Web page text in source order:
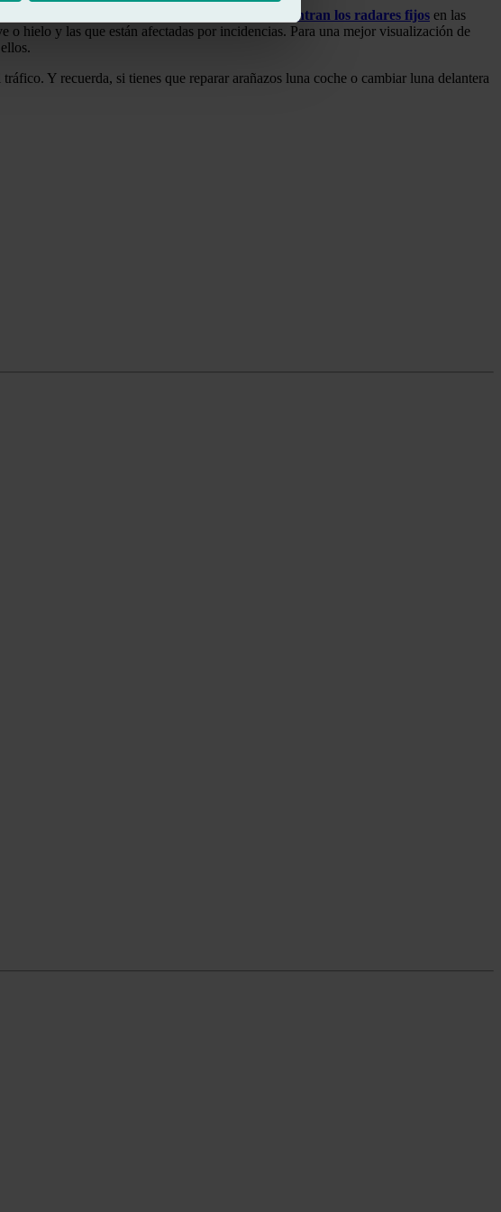
tráfico, así como los
puntos en los que se encuentran los radares fijos en las
o hielo y las que están afectadas por incidencias. Para una mejor visualización de
Y recuerda, si tienes que reparar arañazos luna coche o cambiar luna delantera